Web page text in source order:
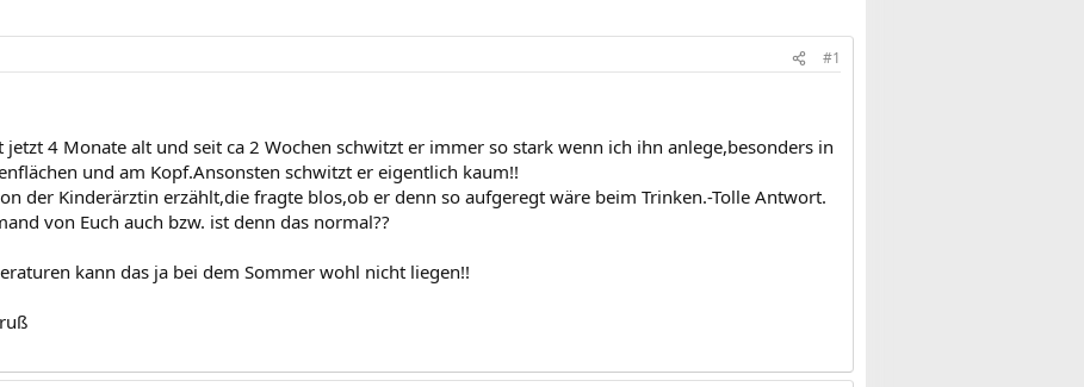
#1
jetzt 4 Monate alt und seit ca 2 Wochen schwitzt er immer so stark wenn ich ihn anlege,besonders in
und am Kopf.Ansonsten schwitzt er eigentlich kaum!!
der Kinderärztin erzählt,die fragte blos,ob er denn so aufgeregt wäre beim Trinken.-Tolle Antwort.
von Euch auch bzw. ist denn das normal??
kann das ja bei dem Sommer wohl nicht liegen!!